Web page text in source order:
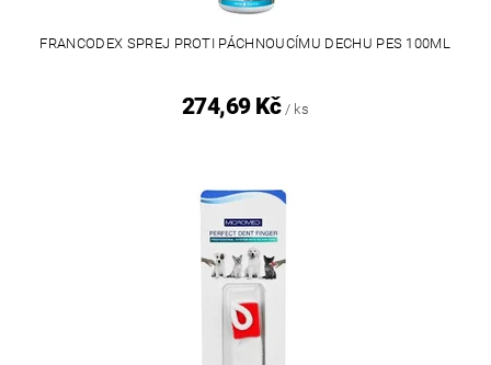
FRANCODEX SPREJ PROTI PÁCHNOUCÍMU DECHU PES 100ML
274,69 Kč / ks